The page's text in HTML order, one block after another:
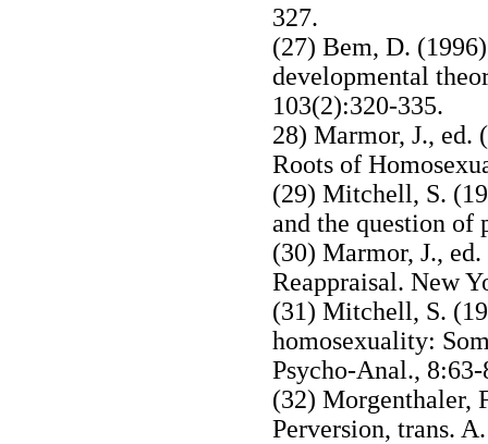
327.
(27) Bem, D.
developmental
103(2):320-335.
28) Marmor, J., ed.
Roots of
(29) Mitchell, S.
and the question of
(30) Marmor, J.,
Reappraisal. New
(31) Mitchell, S.
homosexuality:
Psycho-Anal., 8:63-
(32) Morgenthaler,
Perversion, trans.